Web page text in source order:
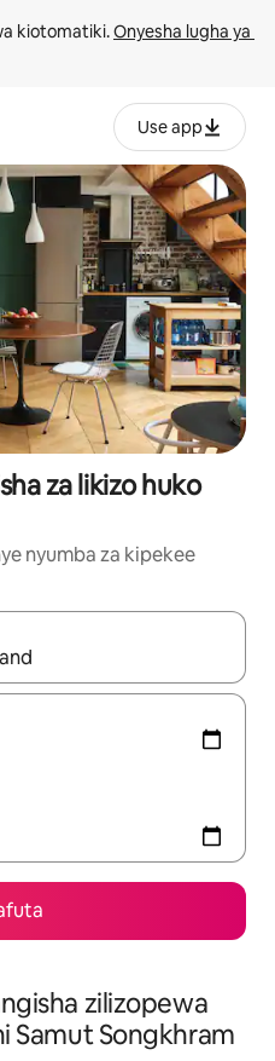
kiotomatiki. Onyesha lugha ya
Use app
za likizo huko
nyumba za kipekee
vinjari kwa kutumia vitufe vya
zilizopewa
Samut Songkhram